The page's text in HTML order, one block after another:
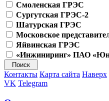
Смоленская ГРЭС
Сургутская ГРЭС-2
Шатурская ГРЭС
Московское
Яйвинская ГРЭС
«Инжиниринг» ПАО
Контакты Карта сайта Наверх
VK Telegram